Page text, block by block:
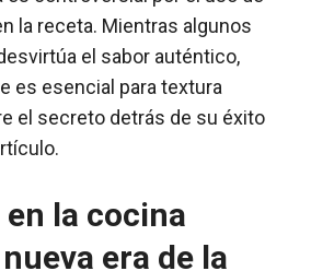
la receta. Mientras algunos
el sabor auténtico,
es esencial para textura
el secreto detrás de su éxito
la cocina
era de la